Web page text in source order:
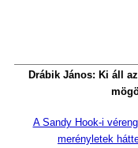
Drábik János: Ki áll
A Sandy Hook-i
merényletek